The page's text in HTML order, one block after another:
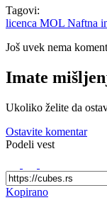
Tagovi:
licenca MOL Naftna
Još uvek nema
Imate
Ukoliko želite da
Ostavite komentar
Podeli vest
Kopirano